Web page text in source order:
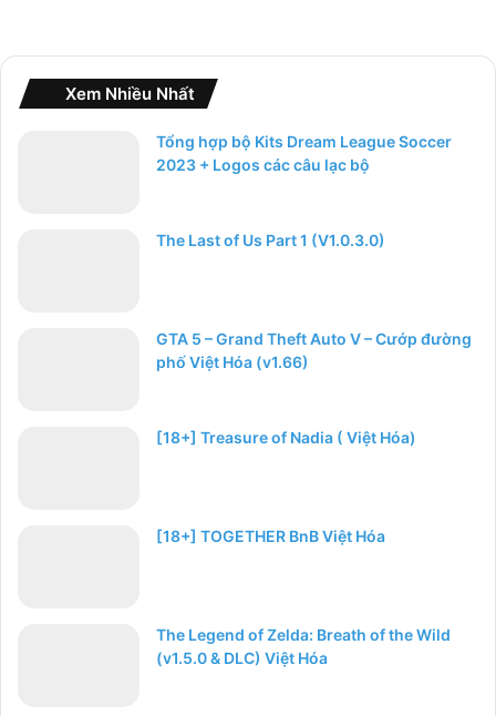
Xem Nhiều Nhất
Tổng hợp bộ Kits Dream League Soccer
2023 + Logos các câu lạc bộ
The Last of Us Part 1 (V1.0.3.0)
GTA 5 – Grand Theft Auto V – Cướp đường
phố Việt Hóa (v1.66)
[18+] Treasure of Nadia ( Việt Hóa)
[18+] TOGETHER BnB Việt Hóa
The Legend of Zelda: Breath of the Wild
(v1.5.0 & DLC) Việt Hóa